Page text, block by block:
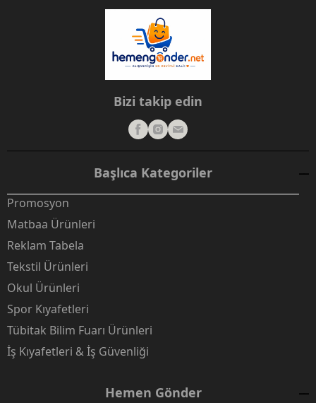
Bizi takip edin
Başlıca Kategoriler
Promosyon
Matbaa Ürünleri
Reklam Tabela
Tekstil Ürünleri
Okul Ürünleri
Spor Kıyafetleri
Tübitak Bilim Fuarı Ürünleri
İş Kıyafetleri & İş Güvenliği
Hemen Gönder